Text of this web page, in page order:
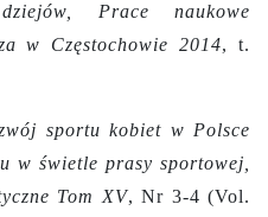
Prace naukowe
w Częstochowie 2014, t.
sportu kobiet w Polsce
w świetle prasy sportowej,
Tom XV, Nr 3-4 (Vol.